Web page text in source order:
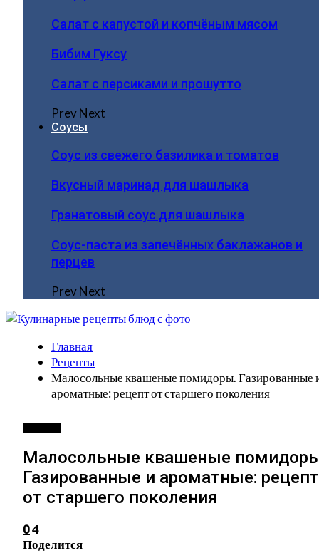
Салат с капустой и копчёным мясом
Бибим Гуксу
Салат с персиками и прошутто
PrevNext
Соусы
Соус из свежего базилика и томатов
Вкусный маринад для шашлыка
Гранатовый соус для шашлыка
Соус-паста из запечённых баклажанов и
перцев
PrevNext
Главная
Рецепты
Малосольные квашеные помидоры. Газированные
ароматные: рецепт от старшего поколения
Малосольные квашеные
Газированные и ароматные: рецепт
от старшего поколения
04
Поделится